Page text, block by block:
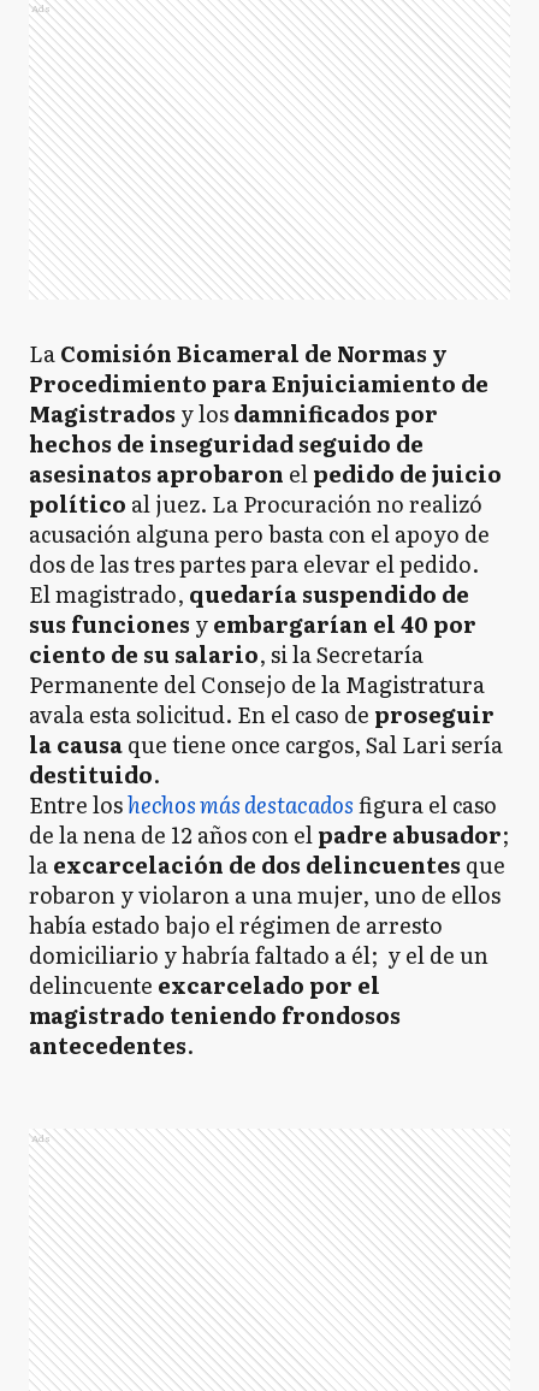
Ads
LaComisión Bicameral de Normas y
Procedimiento para Enjuiciamiento de
Magistrados y losdamnificados por
hechos de inseguridad seguido de
asesinatos aprobaron elpedido de juicio
político al juez. La Procuración no realizó
acusación alguna pero basta con el apoyo de
dos de las tres partes para elevar el pedido.
El magistrado, quedaría suspendido de
sus funciones yembargarían el 40 por
ciento de su salario, si la Secretaría
Permanente del Consejo de la Magistratura
avala esta solicitud. En el caso de proseguir
la causaque tiene once cargos, Sal Lari sería
destituido.
Entre loshechos más destacadosfigura el caso
de la nena de 12 años con elpadre abusador;
laexcarcelación de dos delincuentes que
robaron y violaron a una mujer, uno de ellos
había estado bajo el régimen de arresto
domiciliario y habría faltado a él; y el de un
delincuente excarcelado por el
magistrado teniendo frondosos
antecedentes.
Ads